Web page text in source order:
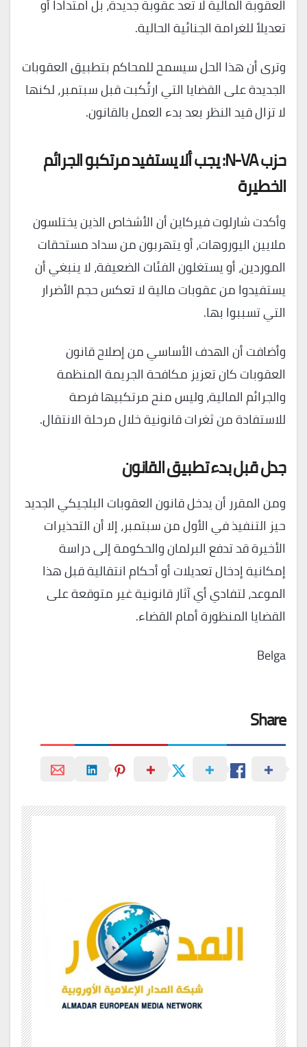
العقوبة المالية لا تُعد عقوبة جديدة، بل امتداداً أو
تعديلاً للغرامة الجنائية الحالية.
وترى أن هذا الحل سيسمح للمحاكم بتطبيق العقوبات
الجديدة على القضايا التي ارتُكبت قبل سبتمبر، لكنها
لا تزال قيد النظر بعد بدء العمل بالقانون.
حزب N-VA: يجب ألا يستفيد مرتكبو الجرائم
الخطيرة
وأكدت شارلوت فيركاين أن الأشخاص الذين يختلسون
ملايين اليوروهات، أو يتهربون من سداد مستحقات
الموردين، أو يستغلون الفئات الضعيفة، لا ينبغي أن
يستفيدوا من عقوبات مالية لا تعكس حجم الأضرار
التي تسببوا بها.
وأضافت أن الهدف الأساسي من إصلاح قانون
العقوبات كان تعزيز مكافحة الجريمة المنظمة
والجرائم المالية، وليس منح مرتكبيها فرصة
للاستفادة من ثغرات قانونية خلال مرحلة الانتقال.
جدل قبل بدء تطبيق القانون
ومن المقرر أن يدخل قانون العقوبات البلجيكي الجديد
حيز التنفيذ في الأول من سبتمبر، إلا أن التحذيرات
الأخيرة قد تدفع البرلمان والحكومة إلى دراسة
إمكانية إدخال تعديلات أو أحكام انتقالية قبل هذا
الموعد، لتفادي أي آثار قانونية غير متوقعة على
القضايا المنظورة أمام القضاء.
Belga
Share